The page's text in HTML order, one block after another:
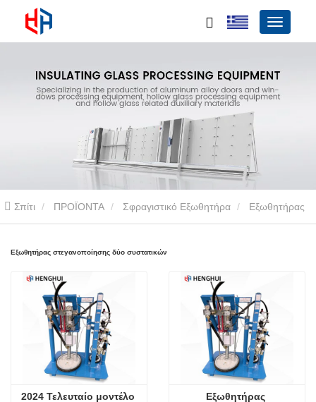
Σπίτι ΠΡΟΪΟΝΤΑ Σφραγιστικό Εξωθητήρα
Εξωθητήρας στεγανοποίησης δύο συστατικών
2024 Τελευταίο μοντέλο
Εξωθητήρας